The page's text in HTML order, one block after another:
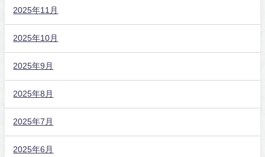
2025年11月
2025年10月
2025年9月
2025年8月
2025年7月
2025年6月